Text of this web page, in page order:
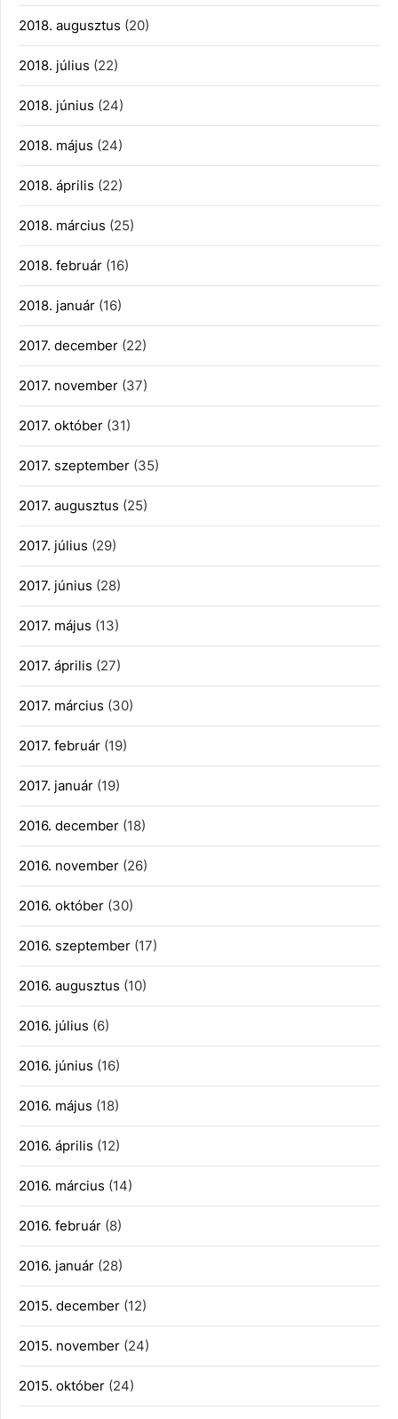
2018. augusztus (20)
2018. július (22)
2018. június (24)
2018. május (24)
2018. április (22)
2018. március (25)
2018. február (16)
2018. január (16)
2017. december (22)
2017. november (37)
2017. október (31)
2017. szeptember (35)
2017. augusztus (25)
2017. július (29)
2017. június (28)
2017. május (13)
2017. április (27)
2017. március (30)
2017. február (19)
2017. január (19)
2016. december (18)
2016. november (26)
2016. október (30)
2016. szeptember (17)
2016. augusztus (10)
2016. július (6)
2016. június (16)
2016. május (18)
2016. április (12)
2016. március (14)
2016. február (8)
2016. január (28)
2015. december (12)
2015. november (24)
2015. október (24)